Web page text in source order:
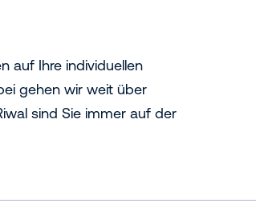
auf Ihre individuellen
gehen wir weit über
sind Sie immer auf der